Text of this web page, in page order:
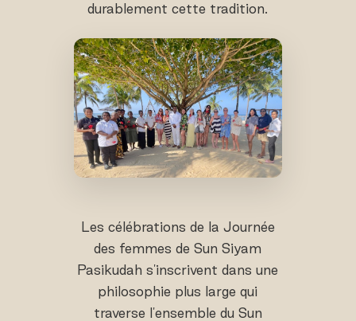
durablement cette tradition.
Les célébrations de la Journée
des femmes de Sun Siyam
Pasikudah s'inscrivent dans une
philosophie plus large qui
traverse l'ensemble du Sun